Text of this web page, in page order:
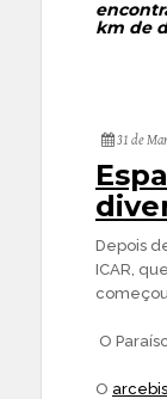
km de
31 de
Depois
ICAR,
O
O